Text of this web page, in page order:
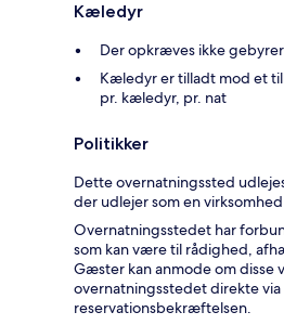
Kæledyr
Der opkræves ikke
Kæledyr er tilladt mod et
pr. kæledyr, pr. nat
Politikker
Dette overnatningssted
der udlejer som en
Overnatningsstedet har
som kan være til rådighed,
Gæster kan anmode om disse
overnatningsstedet direkte
reservationsbekræftelsen.